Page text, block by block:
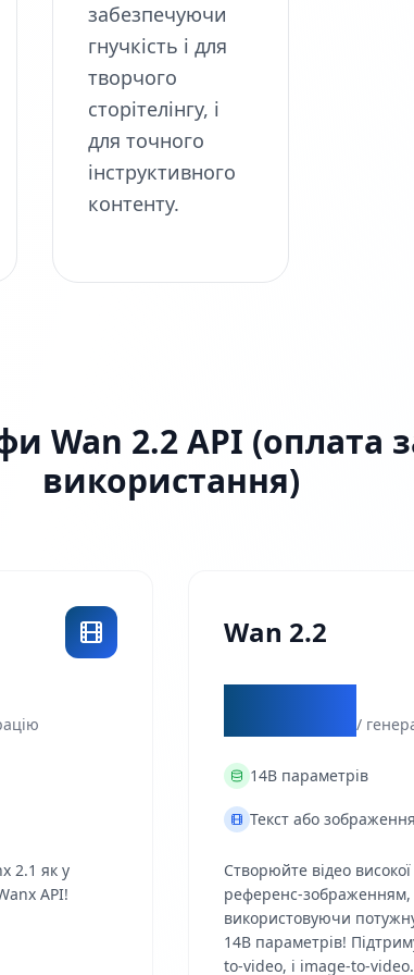
забезпечуючи
гнучкість і для
творчого
сторітелінгу, і
для точного
інструктивного
контенту.
Wan 2.2 API (оплата
використання)
2.1 як у
API!
Wan 2.2
/
14B параметрів
Текст або
Створюйте відео високої
референс-зображенням,
використовуючи
14B параметрів!
to-video, і image-to-video.